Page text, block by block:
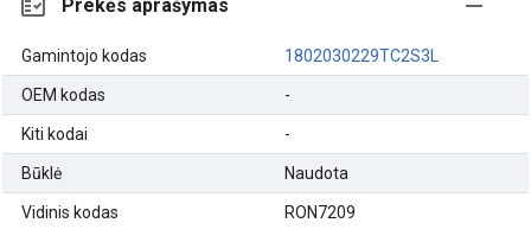
Prekės aprašymas
Gamintojo kodas 1802030229TC2S3L
OEM kodas -
Kiti kodai -
Būklė Naudota
Vidinis kodas RON7209